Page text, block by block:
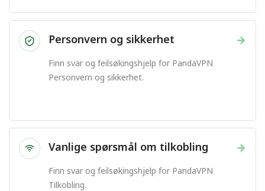
→
Personvern og sikkerhet
Finn svar og feilsøkingshjelp for PandaVPN
Personvern og sikkerhet.
→
Vanlige spørsmål om tilkobling
Finn svar og feilsøkingshjelp for PandaVPN
Tilkobling.